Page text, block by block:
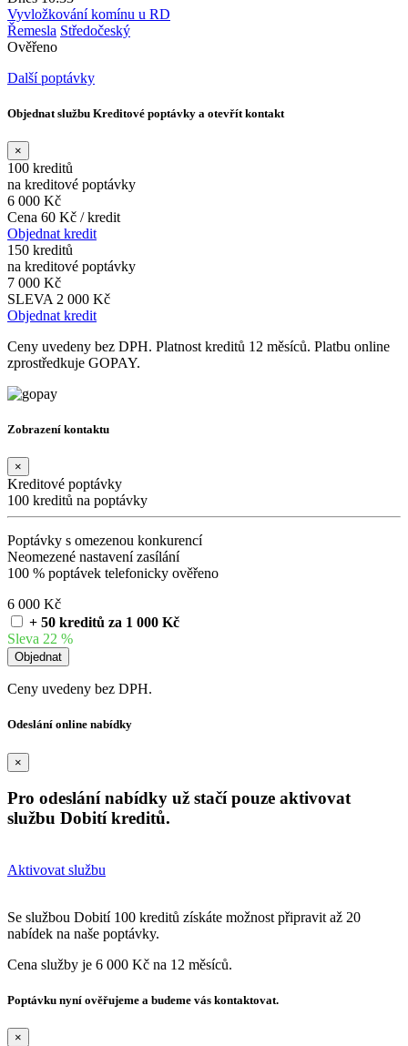
Vyvložkování komínu u RD
Řemesla Středočeský
Ověřeno
Další poptávky
Objednat službu Kreditové poptávky a otevřít kontakt
×
100 kreditů
na kreditové poptávky
6 000 Kč
Cena 60 Kč / kredit
Objednat kredit
150 kreditů
na kreditové poptávky
7 000 Kč
SLEVA 2 000 Kč
Objednat kredit
Ceny uvedeny bez DPH. Platnost kreditů 12 měsíců. Platbu online
zprostředkuje GOPAY.
Zobrazení kontaktu
×
Kreditové poptávky
100 kreditů na poptávky
Poptávky s omezenou konkurencí
Neomezené nastavení zasílání
100 % poptávek telefonicky ověřeno
6 000 Kč
+ 50 kreditů za 1 000 Kč
Sleva 22 %
Ceny uvedeny bez DPH.
Odeslání online nabídky
×
Pro odeslání nabídky už stačí pouze aktivovat
službu Dobití kreditů.
Aktivovat službu
Se službou Dobití 100 kreditů získáte možnost připravit až 20
nabídek na naše poptávky.
Cena služby je 6 000 Kč na 12 měsíců.
Poptávku nyní ověřujeme a budeme vás kontaktovat.
×